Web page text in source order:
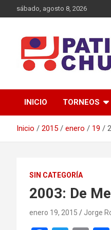
al
sábado, agosto 8, 2026
Patines y
INICIO TORNEOS
Inicio 2015 enero 19
SIN CATEGORÍA
2003: De
enero 19, 2015 Jorge